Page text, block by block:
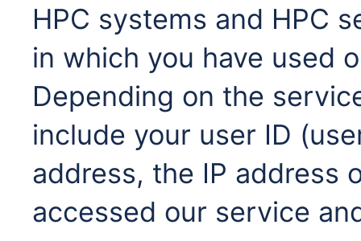
HPC systems and HPC
in which you have used
Depending on the
include your user ID
address, the IP address
accessed our service